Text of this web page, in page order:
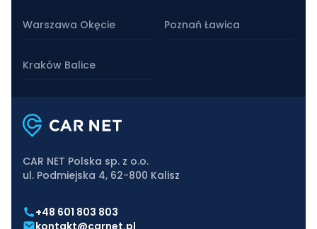
Warszawa Okęcie Poznań Ławica
Kraków Balice
CAR NET Polska sp. z o.o.
ul. Podmiejska 4, 62-800 Kalisz
+48 601 803 803